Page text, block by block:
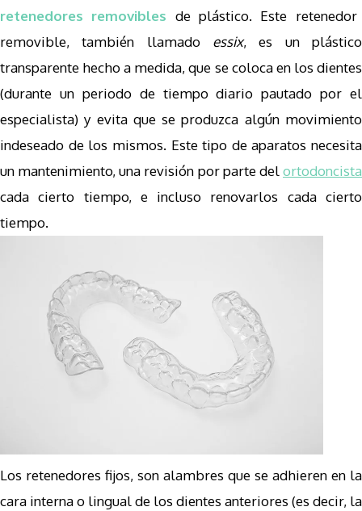
retenedores removibles de plástico. Este retenedor
removible, también llamado essix, es un plástico
transparente hecho a medida, que se coloca en los dientes
(durante un periodo de tiempo diario pautado por el
especialista) y evita que se produzca algún movimiento
indeseado de los mismos. Este tipo de aparatos necesita
un mantenimiento, una revisión por parte delortodoncista
cada cierto tiempo, e incluso renovarlos cada cierto
tiempo.
Los retenedores fijos, son alambres que se adhieren en la
cara interna o lingual de los dientes anteriores (es decir, la